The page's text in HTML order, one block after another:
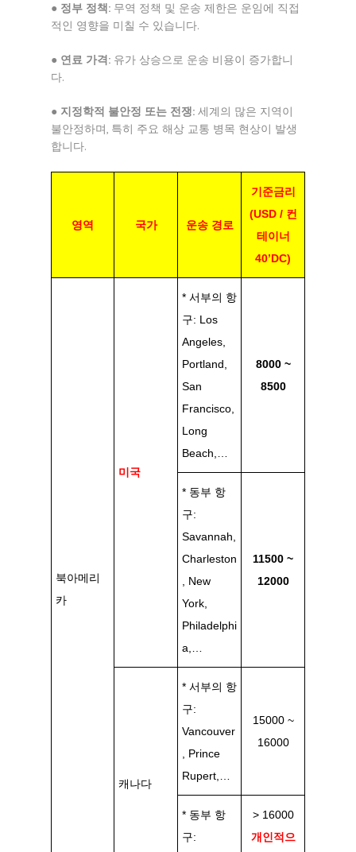
● 정부 정책: 무역 정책 및 운송 제한은 운임에 직접
적인 영향을 미칠 수 있습니다.
● 연료 가격: 유가 상승으로 운송 비용이 증가합니
다.
● 지정학적 불안정 또는 전쟁: 세계의 많은 지역이
불안정하며, 특히 주요 해상 교통 병목 현상이 발생
합니다.
영역 국가 운송 경로
기준금리
(USD / 컨
테이너
40’DC)
북아메리
카
미국
* 서부의 항
구: Los
Angeles,
Portland,
San
Francisco,
Long
Beach,…
8000 ~
8500
* 동부 항
구:
Savannah,
Charleston
, New
York,
Philadelphi
a,…
11500 ~
12000
캐나다
* 서부의 항
구:
Vancouver
, Prince
Rupert,…
15000 ~
16000
* 동부 항
구:
> 16000
개인적으